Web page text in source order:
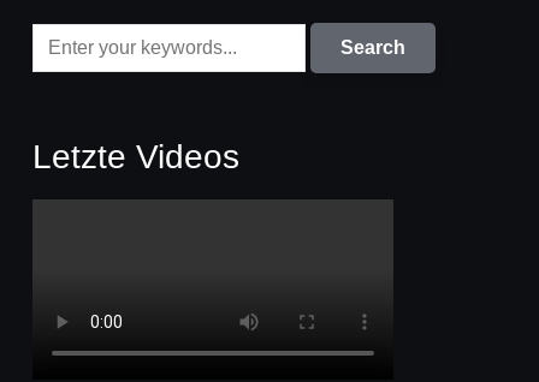
Letzte Videos